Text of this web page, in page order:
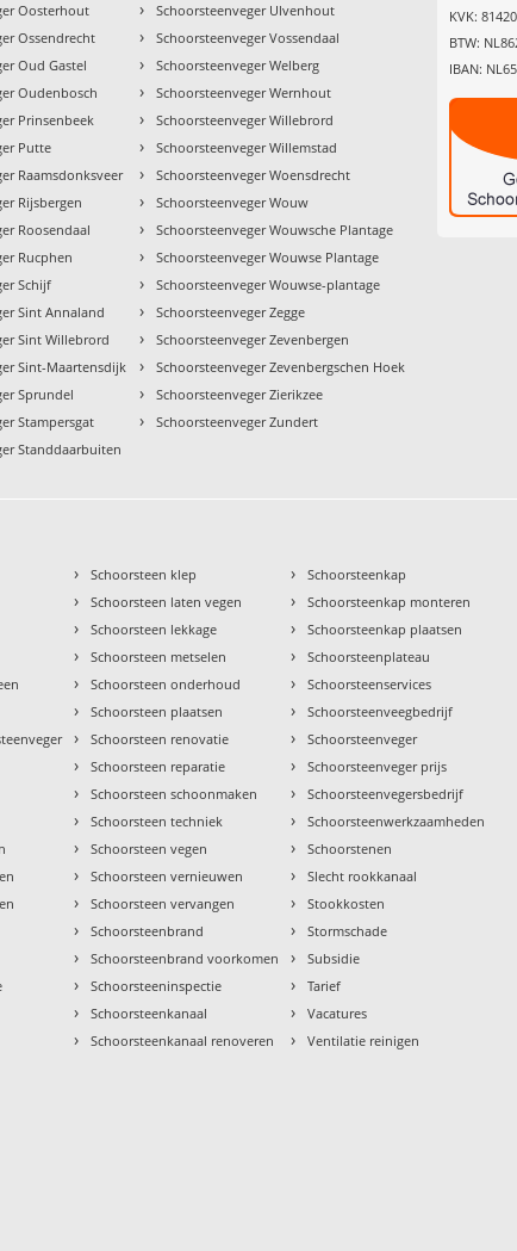
Oosterhout
Ossendrecht
Oud Gastel
Oudenbosch
Prinsenbeek
Putte
Raamsdonksveer
Rijsbergen
Roosendaal
Rucphen
Schijf
Sint Annaland
Sint Willebrord
Sint-Maartensdijk
Sprundel
Stampersgat
Standdaarbuiten
› Schoorsteenveger Ulvenhout
› Schoorsteenveger Vossendaal
› Schoorsteenveger Welberg
› Schoorsteenveger Wernhout
› Schoorsteenveger Willebrord
› Schoorsteenveger Willemstad
› Schoorsteenveger Woensdrecht
› Schoorsteenveger Wouw
› Schoorsteenveger Wouwsche Plantage
› Schoorsteenveger Wouwse Plantage
› Schoorsteenveger Wouwse-plantage
› Schoorsteenveger Zegge
› Schoorsteenveger Zevenbergen
› Schoorsteenveger Zevenbergschen Hoek
› Schoorsteenveger Zierikzee
› Schoorsteenveger Zundert
KVK:
BTW:
IBAN:
› Schoorsteen klep
› Schoorsteen laten vegen
› Schoorsteen lekkage
› Schoorsteen metselen
› Schoorsteen onderhoud
› Schoorsteen plaatsen
› Schoorsteen renovatie
› Schoorsteen reparatie
› Schoorsteen schoonmaken
› Schoorsteen techniek
› Schoorsteen vegen
› Schoorsteen vernieuwen
› Schoorsteen vervangen
› Schoorsteenbrand
› Schoorsteenbrand voorkomen
› Schoorsteeninspectie
› Schoorsteenkanaal
› Schoorsteenkanaal renoveren
› Schoorsteenkap
› Schoorsteenkap monteren
› Schoorsteenkap plaatsen
› Schoorsteenplateau
› Schoorsteenservices
› Schoorsteenveegbedrijf
› Schoorsteenveger
› Schoorsteenveger prijs
› Schoorsteenvegersbedrijf
› Schoorsteenwerkzaamheden
› Schoorstenen
› Slecht rookkanaal
› Stookkosten
› Stormschade
› Subsidie
› Tarief
› Vacatures
› Ventilatie reinigen